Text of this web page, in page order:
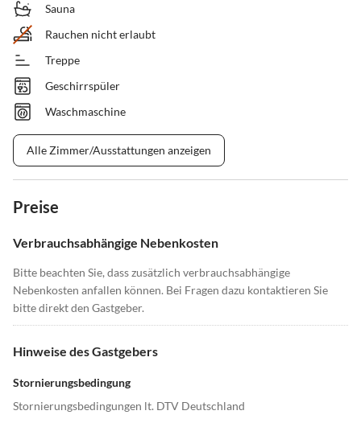
Sauna
Rauchen nicht erlaubt
Treppe
Geschirrspüler
Waschmaschine
Alle Zimmer/Ausstattungen anzeigen
Preise
Verbrauchsabhängige Nebenkosten
Bitte beachten Sie, dass zusätzlich verbrauchsabhängige
Nebenkosten anfallen können. Bei Fragen dazu kontaktieren Sie
bitte direkt den Gastgeber.
Hinweise des Gastgebers
Stornierungsbedingung
Stornierungsbedingungen lt. DTV Deutschland